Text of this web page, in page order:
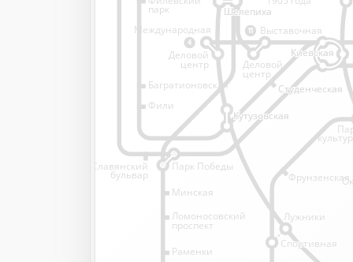
4
11
Лужники
Деловой
центр
Шелепиха
Шелепиха
Минская
Ломоносовский
проспект
Раменки
Парк Победы
парк
Багратионовская
Фили
Международная
Спортивная
Спортивная
Фрунзенская
Славянский
бульвар
Выставочная
Деловой
центр
Киевская
Киевская
Студенческая
Студенческая
Кутузовская
Кутузовская